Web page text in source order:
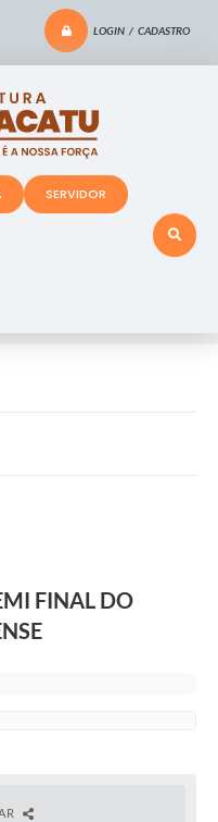
LOGIN / CADASTRO
SERVIDOR
FINAL DO